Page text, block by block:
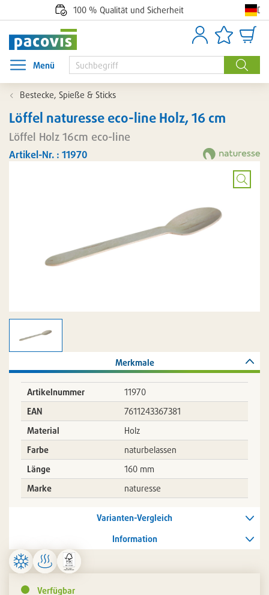
100 % Qualität und Sicherheit
Suche
AnmeldenArtikellisten
Menü
Menü öffnen
Bestecke, Spieße & Sticks
Löffel naturesse eco-line Holz, 16 cm
Löffel Holz 16cm eco-line
Artikel-Nr. : 11970
Bild
Merkmale
Artikelnummer
11970
EAN
7611243367381
Material
Holz
Farbe
naturbelassen
Länge
160 mm
Marke
naturesse
Varianten-Vergleich
Information
Verfügbar